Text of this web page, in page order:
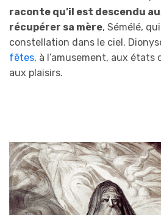
raconte qu’il est descendu
récupérer sa mère, Sémélé,
constellation dans le ciel.
fêtes, à l’amusement, aux états
aux plaisirs.